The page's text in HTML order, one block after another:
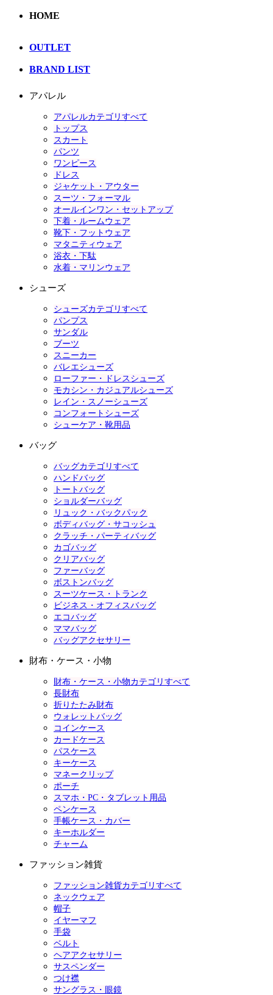
HOME
OUTLET
BRAND LIST
アパレル
アパレルカテゴリすべて
トップス
スカート
パンツ
ワンピース
ドレス
ジャケット・アウター
スーツ・フォーマル
オールインワン・セットアップ
下着・ルームウェア
靴下・フットウェア
マタニティウェア
浴衣・下駄
水着・マリンウェア
シューズ
シューズカテゴリすべて
パンプス
サンダル
ブーツ
スニーカー
バレエシューズ
ローファー・ドレスシューズ
モカシン・カジュアルシューズ
レイン・スノーシューズ
コンフォートシューズ
シューケア・靴用品
バッグ
バッグカテゴリすべて
ハンドバッグ
トートバッグ
ショルダーバッグ
リュック・バックパック
ボディバッグ・サコッシュ
クラッチ・パーティバッグ
カゴバッグ
クリアバッグ
ファーバッグ
ボストンバッグ
スーツケース・トランク
ビジネス・オフィスバッグ
エコバッグ
ママバッグ
バッグアクセサリー
財布・ケース・小物
財布・ケース・小物カテゴリすべて
長財布
折りたたみ財布
ウォレットバッグ
コインケース
カードケース
パスケース
キーケース
マネークリップ
ポーチ
スマホ・PC・タブレット用品
ペンケース
手帳ケース・カバー
キーホルダー
チャーム
ファッション雑貨
ファッション雑貨カテゴリすべて
ネックウェア
帽子
イヤーマフ
手袋
ベルト
ヘアアクセサリー
サスペンダー
つけ襟
サングラス・眼鏡